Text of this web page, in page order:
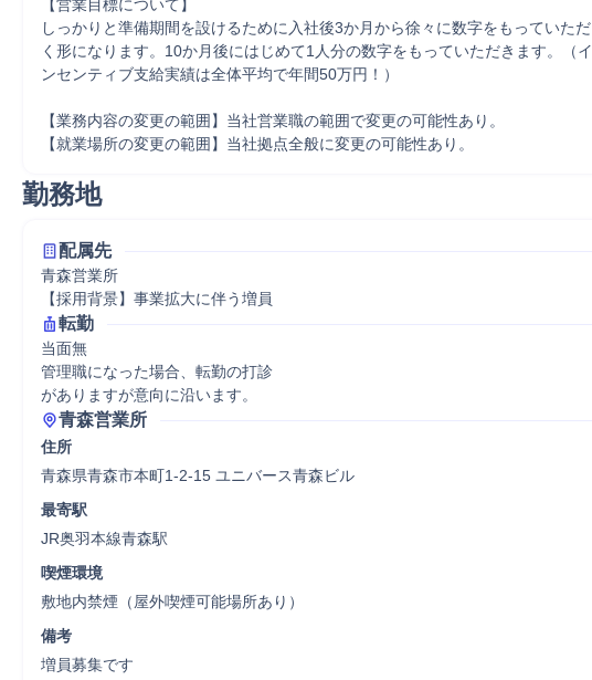
【営業目標について】
しっかりと準備期間を設けるために入社後3か月から徐々に数字をもっていただ
く形になります。10か月後にはじめて1人分の数字をもっていただきます。（イ
ンセンティブ支給実績は全体平均で年間50万円！）
【業務内容の変更の範囲】当社営業職の範囲で変更の可能性あり。
【就業場所の変更の範囲】当社拠点全般に変更の可能性あり。
勤務地
配属先
青森営業所
【採用背景】事業拡大に伴う増員
転勤
当面無
管理職になった場合、転勤の打診
がありますが意向に沿います。
青森営業所
住所
青森県青森市本町1-2-15 ユニバース青森ビル
最寄駅
JR奥羽本線青森駅
喫煙環境
敷地内禁煙（屋外喫煙可能場所あり）
備考
増員募集です